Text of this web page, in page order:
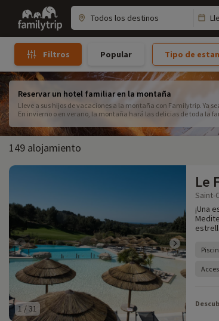
Family
trip
Filtros Popular Tipo de
Reservar un hotel familiar en la montaña
Lleve a sus hijos de vacaciones a la montaña con Familytrip. Ya
En invierno o en verano, la montaña hará las delicias de toda la
149 alojamiento
1 /31
Le
Saint-
¡Una